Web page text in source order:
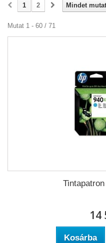
Mindet mutat
1 2
Mutat 1 - 60 / 71
14
Kosárba